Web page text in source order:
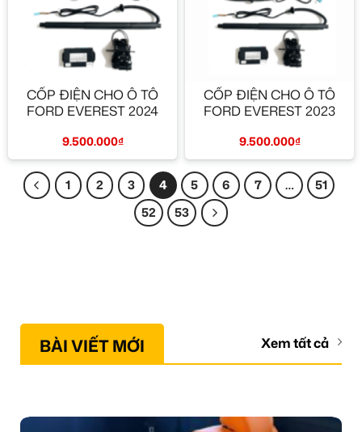
CỐP ĐIỆN CHO Ô TÔ
FORD EVEREST 2024
9.500.000₫
CỐP ĐIỆN CHO Ô TÔ
FORD EVEREST 2023
9.500.000₫
1 2 3 4 5 6 7 …
51
52
53
BÀI VIẾT MỚI Xem tất cả